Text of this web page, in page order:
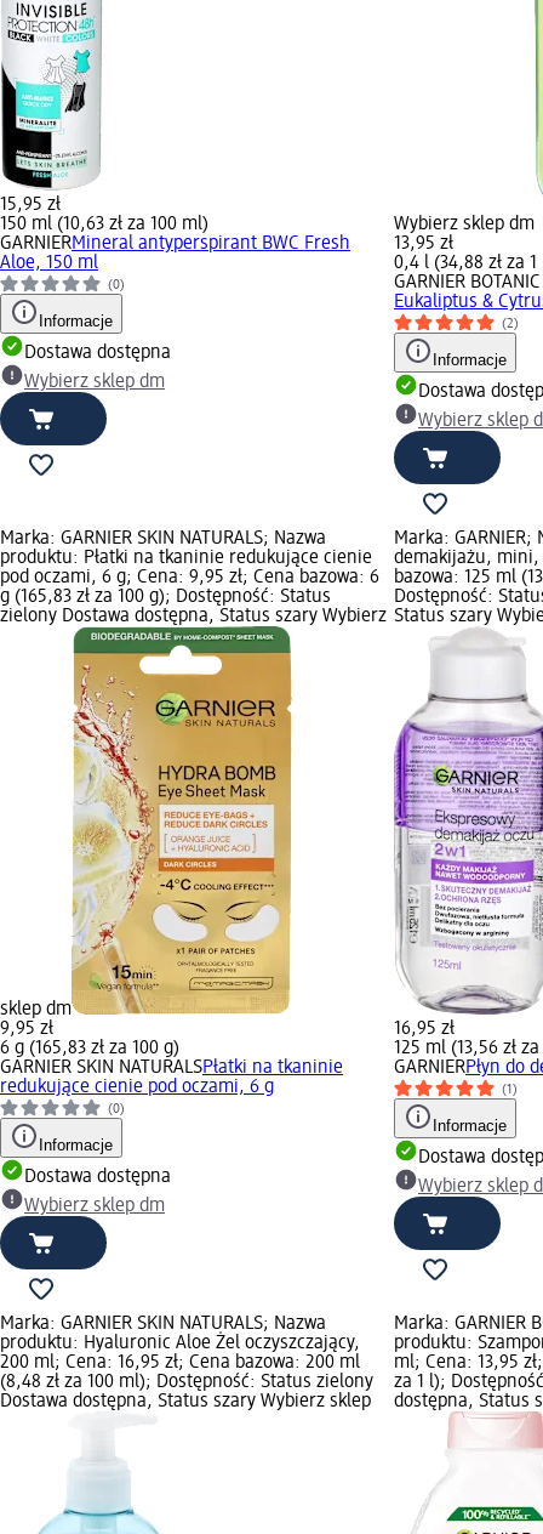
15,95 zł
150 ml (10,63 zł za 100 ml)
GARNIERMineral antyperspirant BWC Fresh
Aloe, 150 ml
(0)
Informacje
Dostawa dostępna
Wybierz sklep dm
Wybierz sklep dm
13,95 zł
0,4 l (34,88 zł za 1
GARNIER
Eukaliptus &
(2)
Informacje
Dostawa
Wybierz sklep
Marka: GARNIER SKIN NATURALS; Nazwa
produktu: Płatki na tkaninie redukujące cienie
pod oczami, 6 g; Cena: 9,95 zł; Cena bazowa: 6
g (165,83 zł za 100 g); Dostępność: Status
zielony Dostawa dostępna, Status szary Wybierz
sklep dm
9,95 zł
6 g (165,83 zł za 100 g)
GARNIER SKIN NATURALSPłatki na tkaninie
redukujące cienie pod oczami, 6 g
(0)
Informacje
Dostawa dostępna
Wybierz sklep dm
Marka: GARNIER;
demakijażu, mini,
bazowa: 125 ml
Dostępność:
Status szary
16,95 zł
125 ml (13,56 zł
GARNIERPłyn do
(1)
Informacje
Dostawa
Wybierz sklep
Marka: GARNIER SKIN NATURALS; Nazwa
produktu: Hyaluronic Aloe Żel oczyszczający,
200 ml; Cena: 16,95 zł; Cena bazowa: 200 ml
(8,48 zł za 100 ml); Dostępność: Status zielony
Dostawa dostępna, Status szary Wybierz sklep
Marka: GARNIER
produktu:
ml; Cena: 13,95
za 1 l);
dostępna, Status